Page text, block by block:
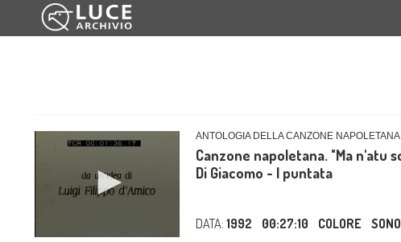
ANTOLOGIA DELLA CANZONE NAPOLETANA
Canzone napoletana. "Ma n'atu
Di Giacomo - I puntata
DATA: 1992 00:27:10 COLORE